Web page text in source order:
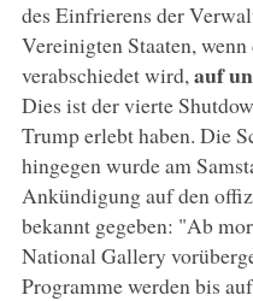
des Einfrierens der
Vereinigten Staaten,
verabschiedet wird, auf
Dies ist der vierte
Trump erlebt haben. Die
hingegen wurde am
Ankündigung auf den
bekannt gegeben: "Ab
National Gallery
Programme werden bis